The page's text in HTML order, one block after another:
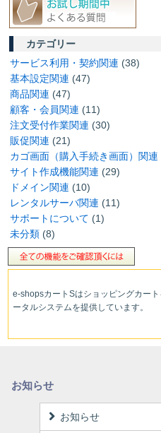
カテゴリー
サービス利用・契約関連 (38)
基本設定関連 (47)
商品関連 (47)
顧客・会員関連 (11)
注文受付作業関連 (30)
販促関連 (21)
カゴ画面（購入手続き画面）関連
サイト作成機能関連 (29)
ドメイン関連 (10)
レンタルサーバ関連 (11)
サポートについて (1)
未分類(8)
e-shopsカートSはショッピングカー
ータルシステムを提供しています。
お知らせ
お知らせ